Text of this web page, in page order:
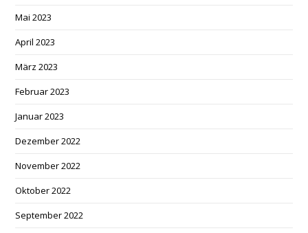
Mai 2023
April 2023
März 2023
Februar 2023
Januar 2023
Dezember 2022
November 2022
Oktober 2022
September 2022